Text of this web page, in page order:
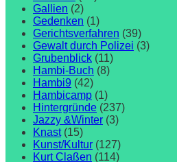
Gallien (2)
Gedenken (1)
Gerichtsverfahren (39)
Gewalt durch Polizei (3)
Grubenblick (11)
Hambi-Buch (8)
Hambi9 (42)
Hambicamp (1)
Hintergründe (237)
Jazzy &Winter (3)
Knast (15)
Kunst/Kultur (127)
Kurt Claßen (114)